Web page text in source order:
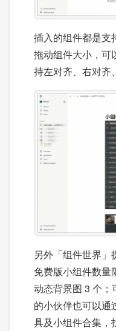
插入的组件都是支
拖动组件大小，可
持左对齐、右对齐
另外「组件世界」
免费版小组件数量
动态背景图 3 个；
的小伙伴也可以通
具及小组件合集，